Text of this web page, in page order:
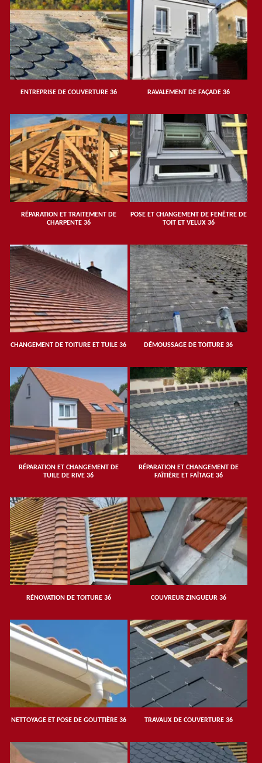
ENTREPRISE DE COUVERTURE 36 RAVALEMENT DE FAÇADE 36
RÉPARATION ET TRAITEMENT DE
CHARPENTE 36
POSE ET CHANGEMENT DE FENÊTRE DE
TOIT ET VELUX 36
CHANGEMENT DE TOITURE ET TUILE 36 DÉMOUSSAGE DE TOITURE 36
RÉPARATION ET CHANGEMENT DE
TUILE DE RIVE 36
RÉPARATION ET CHANGEMENT DE
FAÎTIÈRE ET FAÎTAGE 36
RÉNOVATION DE TOITURE 36 COUVREUR ZINGUEUR 36
NETTOYAGE ET POSE DE GOUTTIÈRE 36 TRAVAUX DE COUVERTURE 36